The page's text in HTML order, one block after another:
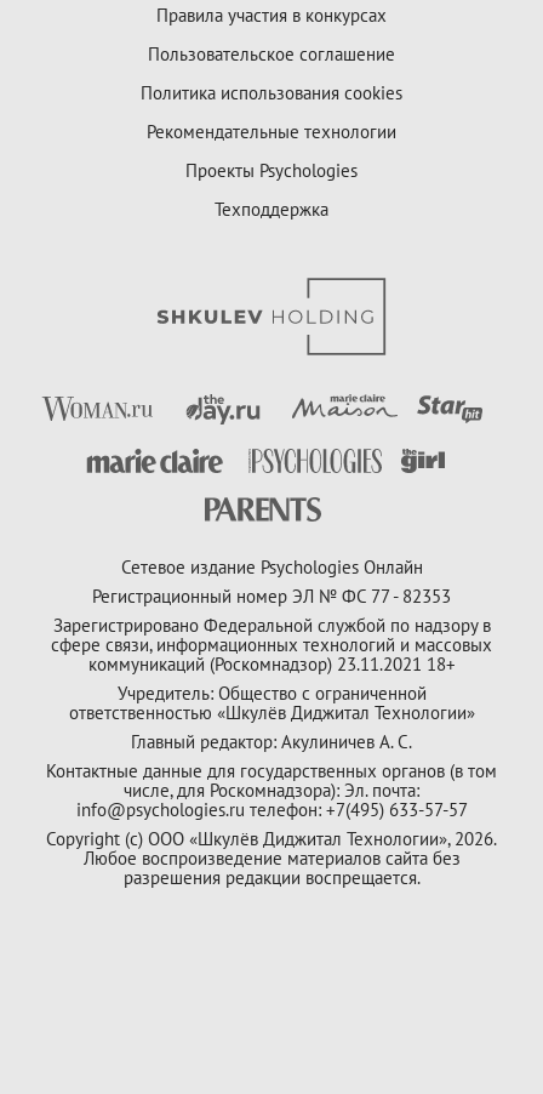
Правила участия в конкурсах
Пользовательское соглашение
Политика использования cookies
Рекомендательные технологии
Проекты Psychologies
Техподдержка
Сетевое издание Psychologies Онлайн
Регистрационный номер ЭЛ № ФС 77 - 82353
Зарегистрировано Федеральной службой по надзору в
сфере связи, информационных технологий и массовых
коммуникаций (Роскомнадзор) 23.11.2021 18+
Учредитель: Общество с ограниченной
ответственностью «Шкулёв Диджитал Технологии»
Главный редактор: Акулиничев А. С.
Контактные данные для государственных органов (в том
числе, для Роскомнадзора): Эл. почта:
info@psychologies.ru телефон: +7(495) 633-57-57
Copyright (с) ООО «Шкулёв Диджитал Технологии», 2026.
Любое воспроизведение материалов сайта без
разрешения редакции воспрещается.